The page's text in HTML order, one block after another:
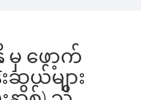
မှ ဖော့က်
ဆွယ်များ